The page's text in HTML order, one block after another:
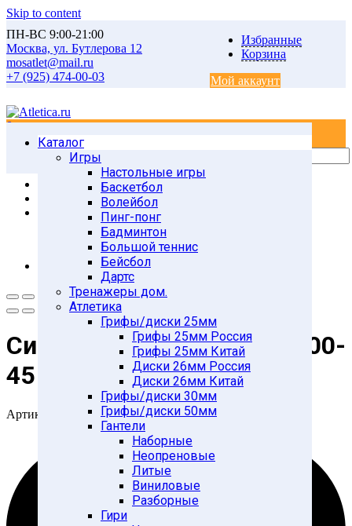
Skip to content
ПН-ВС 9:00-21:00
Москва, ул. Бутлерова 12
mosatlet@mail.ru
+7 (925) 474-00-03
Избранные
Корзина
Мой аккаунт
0
Каталог
Игры
Настольные игры
Баскетбол
Волейбол
Пинг-понг
Бадминтон
Большой теннис
Бейсбол
Дартс
Тренажеры дом.
Атлетика
Грифы/диски 25мм
Грифы 25мм Россия
Грифы 25мм Китай
Диски 26мм Россия
Диски 26мм Китай
Грифы/диски 30мм
Грифы/диски 50мм
Гантели
Наборные
Неопреновые
Литые
Виниловые
Разборные
Гири
Главная
Товары
Тренажеры для дома
Силовые тренажеры
Силовые комплексы SPORT ELIT
Силовой тренажер SE-3000-45
Силовой тренажер SE-3000-
45
Артикул: 28266366